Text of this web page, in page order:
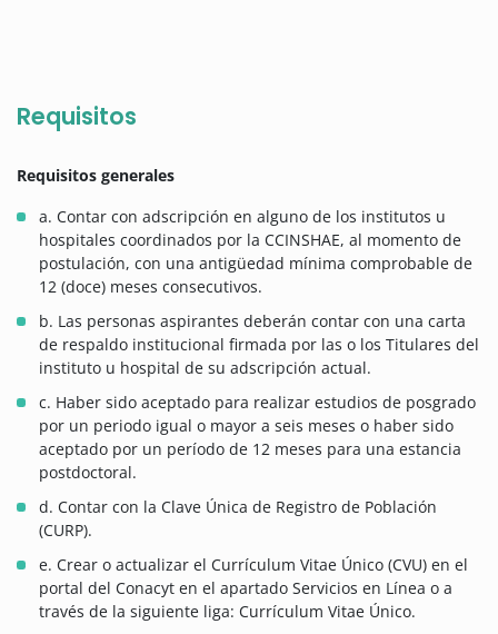
Requisitos
Requisitos generales
a. Contar con adscripción en alguno de los institutos u
hospitales coordinados por la CCINSHAE, al momento de
postulación, con una antigüedad mínima comprobable de
12 (doce) meses consecutivos.
b. Las personas aspirantes deberán contar con una carta
de respaldo institucional firmada por las o los Titulares del
instituto u hospital de su adscripción actual.
c. Haber sido aceptado para realizar estudios de posgrado
por un periodo igual o mayor a seis meses o haber sido
aceptado por un período de 12 meses para una estancia
postdoctoral.
d. Contar con la Clave Única de Registro de Población
(CURP).
e. Crear o actualizar el Currículum Vitae Único (CVU) en el
portal del Conacyt en el apartado Servicios en Línea o a
través de la siguiente liga: Currículum Vitae Único.